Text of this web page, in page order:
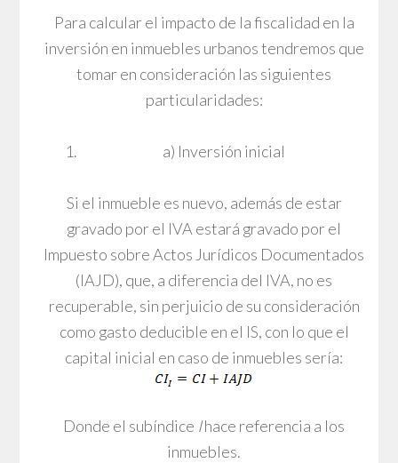
Para calcular el impacto de la fiscalidad en la
inversión en inmuebles urbanos tendremos que
tomar en consideración las siguientes
particularidades:
a) Inversión inicial
Si el inmueble es nuevo, además de estar
gravado por el IVA estará gravado por el
Impuesto sobre Actos Jurídicos Documentados
(IAJD), que, a diferencia del IVA, no es
recuperable, sin perjuicio de su consideración
como gasto deducible en el IS, con lo que el
capital inicial en caso de inmuebles sería:
Donde el subíndice Ihace referencia a los
inmuebles.